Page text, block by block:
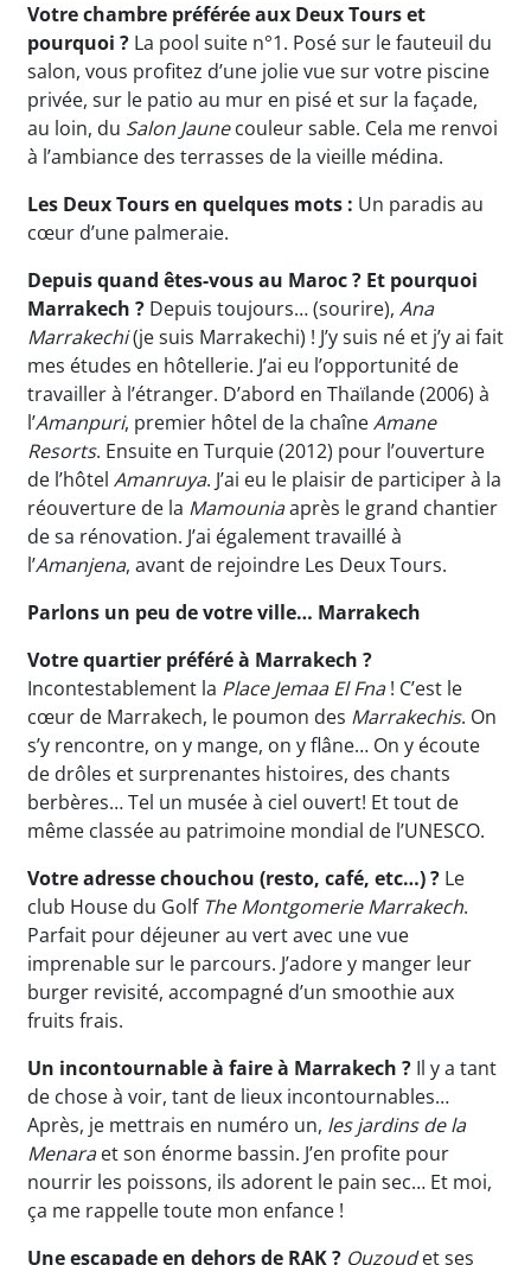
Votre chambre préférée aux Deux Tours et
pourquoi ? La pool suite n°1. Posé sur le fauteuil du
salon, vous profitez d’une jolie vue sur votre piscine
privée, sur le patio au mur en pisé et sur la façade,
au loin, du Salon Jaunecouleur sable. Cela me renvoi
à l’ambiance des terrasses de la vieille médina.
Les Deux Tours en quelques mots : Un paradis au
cœur d’une palmeraie.
Depuis quand êtes-vous au Maroc ? Et pourquoi
Marrakech ? Depuis toujours… (sourire), Ana
Marrakechi(je suis Marrakechi) ! J’y suis né et j’y ai fait
mes études en hôtellerie. J’ai eu l’opportunité de
travailler à l’étranger. D’abord en Thaïlande (2006) à
l’Amanpuri, premier hôtel de la chaîneAmane
Resorts. Ensuite en Turquie (2012) pour l’ouverture
de l’hôtel Amanruya. J’ai eu le plaisir de participer à la
réouverture de la Mamouniaaprès le grand chantier
de sa rénovation. J’ai également travaillé à
l’Amanjena, avant de rejoindre Les Deux Tours.
Parlons un peu de votre ville… Marrakech
Votre quartier préféré à Marrakech ?
Incontestablement la Place Jemaa El Fna! C’est le
cœur de Marrakech, le poumon des Marrakechis. On
s’y rencontre, on y mange, on y flâne… On y écoute
de drôles et surprenantes histoires, des chants
berbères… Tel un musée à ciel ouvert! Et tout de
même classée au patrimoine mondial de l’UNESCO.
Votre adresse chouchou (resto, café, etc…) ? Le
club House du Golf The Montgomerie Marrakech.
Parfait pour déjeuner au vert avec une vue
imprenable sur le parcours. J’adore y manger leur
burger revisité, accompagné d’un smoothie aux
fruits frais.
Un incontournable à faire à Marrakech ? Il y a tant
de chose à voir, tant de lieux incontournables…
Après, je mettrais en numéro un, les jardins de la
Menaraet son énorme bassin. J’en profite pour
nourrir les poissons, ils adorent le pain sec… Et moi,
ça me rappelle toute mon enfance !
Une escapade en dehors de RAK ? Ouzoudet ses